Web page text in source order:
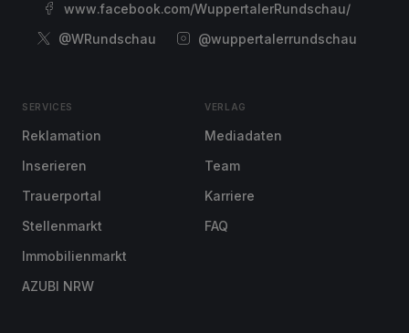
www.facebook.com/WuppertalerRundschau/
@WRundschau
@wuppertalerrundschau
SERVICES
Reklamation
Inserieren
Trauerportal
Stellenmarkt
Immobilienmarkt
AZUBI NRW
VERLAG
Mediadaten
Team
Karriere
FAQ